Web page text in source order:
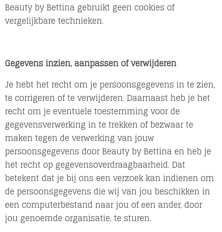
Beauty by Bettina gebruikt geen cookies of
vergelijkbare technieken.
Gegevens inzien, aanpassen of verwijderen
Je hebt het recht om je persoonsgegevens in te zien,
te corrigeren of te verwijderen. Daarnaast heb je het
recht om je eventuele toestemming voor de
gegevensverwerking in te trekken of bezwaar te
maken tegen de verwerking van jouw
persoonsgegevens door Beauty by Bettina en heb je
het recht op gegevensoverdraagbaarheid. Dat
betekent dat je bij ons een verzoek kan indienen om
de persoonsgegevens die wij van jou beschikken in
een computerbestand naar jou of een ander, door
jou genoemde organisatie, te sturen.